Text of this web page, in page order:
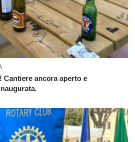
Cantiere ancora aperto e